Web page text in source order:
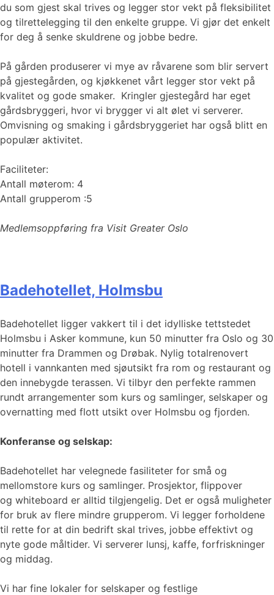
du som gjest skal trives og legger stor vekt på fleksibilitet
og tilrettelegging til den enkelte gruppe. Vi gjør det enkelt
for deg å senke skuldrene og jobbe bedre.
På gården produserer vi mye av råvarene som blir servert
på gjestegården, og kjøkkenet vårt legger stor vekt på
kvalitet og gode smaker. Kringler gjestegård har eget
gårdsbryggeri, hvor vi brygger vi alt ølet vi serverer.
Omvisning og smaking i gårdsbryggeriet har også blitt en
populær aktivitet.
Faciliteter:
Antall møterom: 4
Antall grupperom :5
Medlemsoppføring fra Visit Greater Oslo
Badehotellet, Holmsbu
Badehotellet ligger vakkert til i det idylliske tettstedet
Holmsbu i Asker kommune, kun 50 minutter fra Oslo og 30
minutter fra Drammen og Drøbak. Nylig totalrenovert
hotell i vannkanten med sjøutsikt fra rom og restaurant og
den innebygde terassen. Vi tilbyr den perfekte rammen
rundt arrangementer som kurs og samlinger, selskaper og
overnatting med flott utsikt over Holmsbu og fjorden.
Konferanse og selskap:
Badehotellet har velegnede fasiliteter for små og
mellomstore kurs og samlinger. Prosjektor, flippover
og whiteboard er alltid tilgjengelig. Det er også muligheter
for bruk av flere mindre grupperom. Vi legger forholdene
til rette for at din bedrift skal trives, jobbe effektivt og
nyte gode måltider. Vi serverer lunsj, kaffe, forfriskninger
og middag.
Vi har fine lokaler for selskaper og festlige